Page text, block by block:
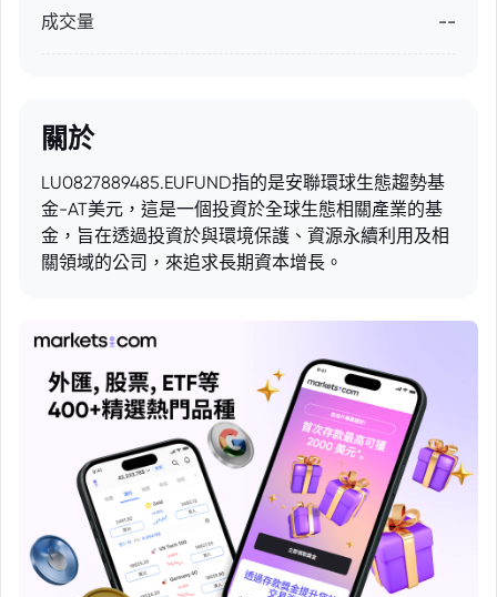
成交量 --
關於
LU0827889485.EUFUND指的是安聯環球生態趨勢基
金-AT美元，這是一個投資於全球生態相關產業的基
金，旨在透過投資於與環境保護、資源永續利用及相
關領域的公司，來追求長期資本增長。